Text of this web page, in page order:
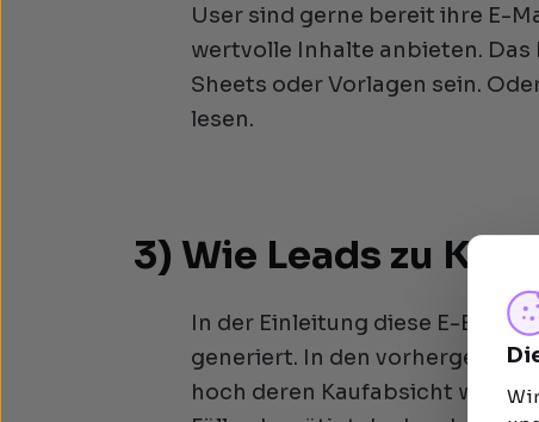
User sind gerne bereit ihre E-
wertvolle Inhalte anbieten.
Sheets oder Vorlagen sein.
lesen.
3) Wie Leads zu
In der Einleitung diese E-
generiert. In den
hoch deren Kaufabsicht